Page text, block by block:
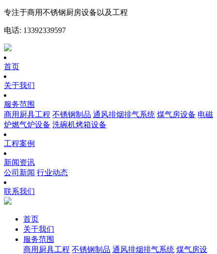
专注于商用不锈钢厨房设备以及工程
电话: 13392339597
首页
关于我们
服务范围
商用厨具工程 不锈钢制品 通风排烟排气系统 煤气房设备 电磁
炉燃气炉设备 洗碗机烤箱设备
工程案例
新闻资讯
公司新闻 行业动态
联系我们
首页
关于我们
服务范围
商用厨具工程 不锈钢制品 通风排烟排气系统 煤气房设